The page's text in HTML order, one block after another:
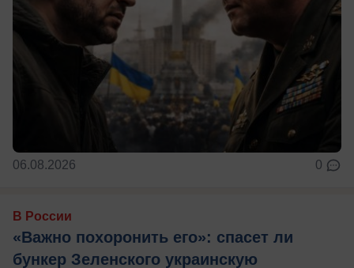
06.08.2026 0
В России
«Важно похоронить его»: спасет ли
бункер Зеленского украинскую